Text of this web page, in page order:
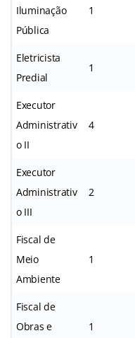
Iluminação
Pública
1
Eletricista
Predial
1
Executor
Administrativ
o II
4
Executor
Administrativ
o III
2
Fiscal de
Meio
Ambiente
1
Fiscal de
Obras e
1